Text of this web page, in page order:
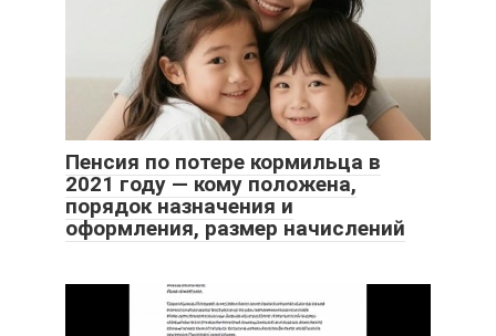
Пенсия по потере кормильца в
2021 году — кому положена,
порядок назначения и
оформления, размер начислений